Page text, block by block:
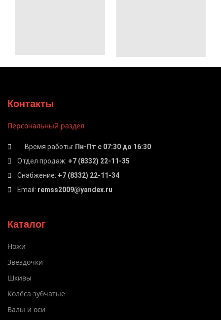
Контакты
Персональный раздел
Время работы: Пн-Пт с 07:30 до 16:30
Отдел продаж: +7 (8332) 22-11-35
Снабжение: +7 (8332) 22-11-34
Email: remss2009@yandex.ru
Каталог
Ножи
Звёздочки
Шкивы
Колёса зубчатые
Валы и оси